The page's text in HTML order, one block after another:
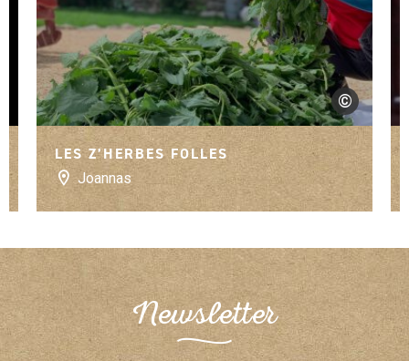
- Own work, CC BY-SA 3.0, Wikimedia Commons ©
Zoé Busca
LES Z’HERBES FOLLES
Joannas
Newsletter